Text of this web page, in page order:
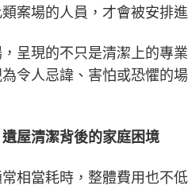
案場的人員，才會被安排
呈現的不只是清潔上的專
令人忌諱、害怕或恐懼的
屋清潔背後的家庭困境
相當耗時，整體費用也不